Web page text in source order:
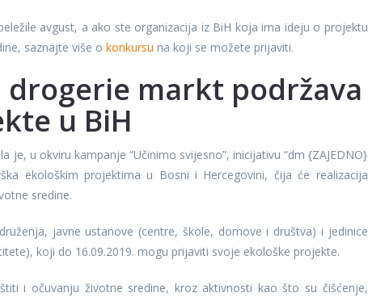
avgust, a ako ste organizacija iz BiH koja ima ideju o projektu
saznajte više o konkursu na koji se možete prijaviti.
drogerie markt podržava
u BiH
je, u okviru kampanje “Učinimo svijesno”, inicijativu “dm {ZAJEDNO}
ekološkim projektima u Bosni i Hercegovini, čija će realizacija
sredine.
javne ustanove (centre, škole, domove i društva) i jedinice
koji do 16.09.2019. mogu prijaviti svoje ekološke projekte.
i očuvanju životne sredine, kroz aktivnosti kao što su čišćenje,